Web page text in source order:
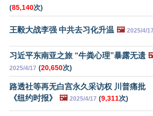
(85,140次)
王毅大战李强 中共去习化升温 🖼️ 2025/4/17
习近平东南亚之旅 “牛粪心理”暴露无遗
2025/4/17 (20,650次)
路透社等再无白宫永久采访权 川普痛批
《纽约时报》
🖼️ 2025/4/17 (9,311次)